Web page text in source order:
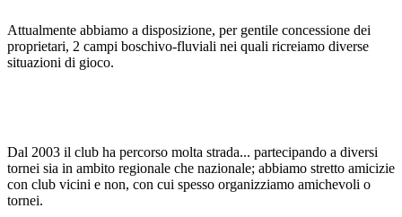
Attualmente abbiamo a disposizione, per gentile concessione dei
proprietari, 2 campi boschivo-fluviali nei quali ricreiamo diverse
situazioni di gioco.
Dal 2003 il club ha percorso molta strada... partecipando a diversi
tornei sia in ambito regionale che nazionale; abbiamo stretto amicizie
con club vicini e non, con cui spesso organizziamo amichevoli o
tornei.